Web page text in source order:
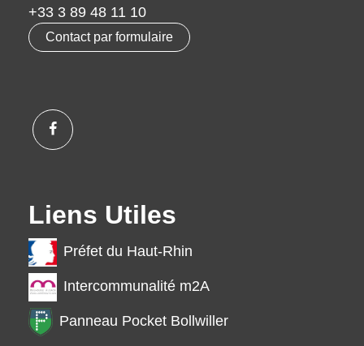
+33 3 89 48 11 10
Contact par formulaire
Liens Utiles
Préfet du Haut-Rhin
Intercommunalité m2A
Panneau Pocket Bollwiller